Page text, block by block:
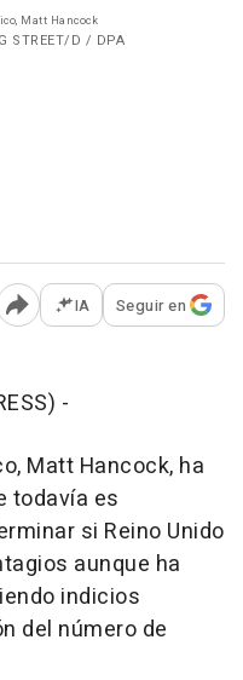
Matt Hancock
STREET/D / DPA
Abrir opciones para
IA Seguir en
-
Matt Hancock, ha
todavía es
si Reino Unido
aunque ha
indicios
del número de